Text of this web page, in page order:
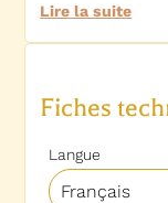
Lire la suite